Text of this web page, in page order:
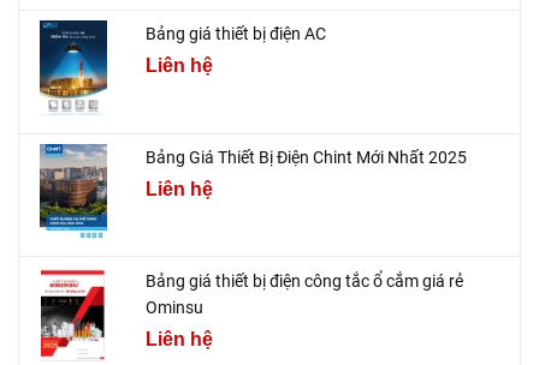
Bảng giá thiết bị điện AC
Liên hệ
Bảng Giá Thiết Bị Điện Chint Mới Nhất 2025
Liên hệ
Bảng giá thiết bị điện công tắc ổ cắm giá rẻ
Ominsu
Liên hệ